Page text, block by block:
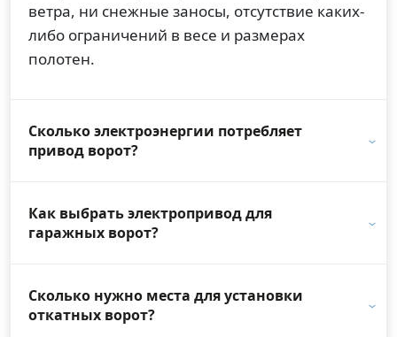
ветра, ни снежные заносы, отсутствие каких-
либо ограничений в весе и размерах
полотен.
Сколько электроэнергии потребляет
привод ворот?
Как выбрать электропривод для
гаражных ворот?
Сколько нужно места для установки
откатных ворот?